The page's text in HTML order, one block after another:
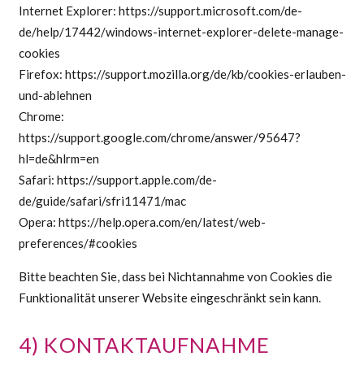
Internet Explorer: https://support.microsoft.com/de-
de/help/17442/windows-internet-explorer-delete-manage-
cookies
Firefox: https://support.mozilla.org/de/kb/cookies-erlauben-
und-ablehnen
Chrome:
https://support.google.com/chrome/answer/95647?
hl=de&hlrm=en
Safari: https://support.apple.com/de-
de/guide/safari/sfri11471/mac
Opera: https://help.opera.com/en/latest/web-
preferences/#cookies
Bitte beachten Sie, dass bei Nichtannahme von Cookies die
Funktionalität unserer Website eingeschränkt sein kann.
4) KONTAKTAUFNAHME